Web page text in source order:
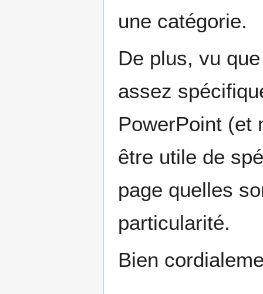
une catégorie.
De plus, vu
assez
PowerPoint (et
être utile de
page quelles
particularité.
Bien